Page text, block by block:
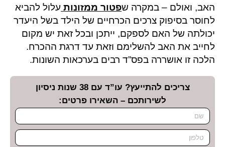
האב, ואולם – במקרה שפטור ממזונות עלול להביא
לחוסר בסיפוק צרכים הכרחיים של הילד בשל היעדר
יכולתה של האם לספקם, ייתכן ובכל זאת יש מקום
לחייב את האב להשלימם וזאת עד דרגת ההכרח.
הלכה זו אושררה בפס”ד רבים בערכאות השונות.
צריכים להתייעץ? עו”ד עם 38 שנות ניסיון
לשירותכם – השאירו פרטים: